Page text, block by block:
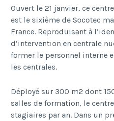
Ouvert le 21 janvier, ce
est le sixième de Socotec
France. Reproduisant à
d’intervention en centrale
former le personnel interne
les centrales.
Déployé sur 300 m2 dont
salles de formation, le
stagiaires par an. Dans un